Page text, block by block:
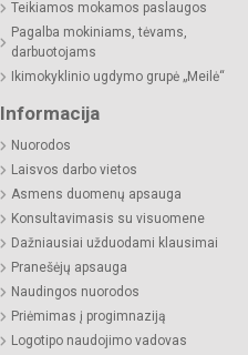
Teikiamos mokamos paslaugos
Pagalba mokiniams, tėvams,
darbuotojams
Ikimokyklinio ugdymo grupė „Meilė“
Informacija
Nuorodos
Laisvos darbo vietos
Asmens duomenų apsauga
Konsultavimasis su visuomene
Dažniausiai užduodami klausimai
Pranešėjų apsauga
Naudingos nuorodos
Priėmimas į progimnaziją
Logotipo naudojimo vadovas